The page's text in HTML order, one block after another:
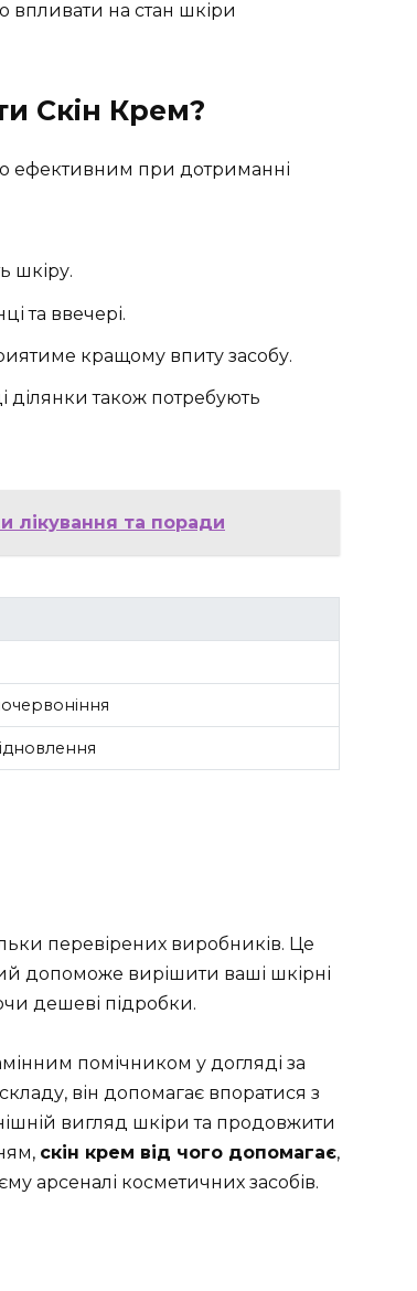
впливати на стан шкіри
Скін Крем?
ефективним при дотриманні
шкіру.
та ввечері.
кращому впиту засобу.
ділянки також потребують
лікування та поради
перевірених виробників. Це
допоможе вирішити ваші шкірні
дешеві підробки.
помічником у догляді за
він допомагає впоратися з
вигляд шкіри та продовжити
скін крем від чого допомагає,
арсеналі косметичних засобів.